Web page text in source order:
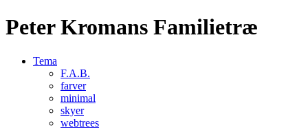
Peter Kromans Familietræ
Tema
F.A.B.
farver
minimal
skyer
webtrees